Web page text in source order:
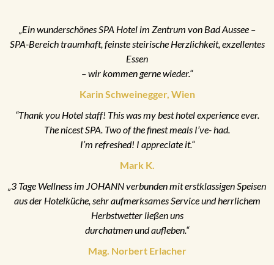
„Ein wunderschönes SPA Hotel im Zentrum von Bad Aussee –
SPA-Bereich traumhaft, feinste steirische Herzlichkeit, exzellentes
Essen
– wir kommen gerne wieder.“
Karin Schweinegger, Wien
“Thank you Hotel staff! This was my best hotel experience ever.
The nicest SPA. Two of the finest meals I’ve- had.
I’m refreshed! I appreciate it.“
Mark K.
„3 Tage Wellness im JOHANN verbunden mit erstklassigen Speisen
aus der Hotelküche, sehr aufmerksames Service und herrlichem
Herbstwetter ließen uns
durchatmen und aufleben.“
Mag. Norbert Erlacher